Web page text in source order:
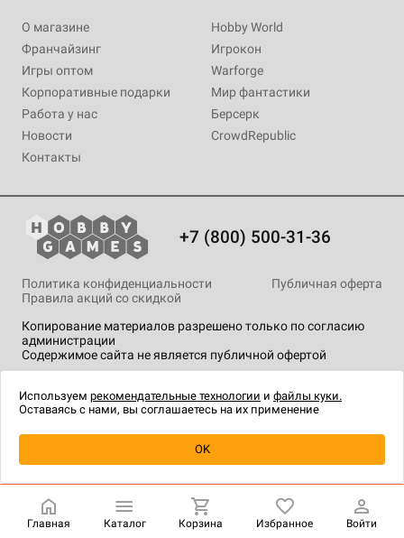
Уведомить о наличии
О магазине
Франчайзинг
Игры оптом
Корпоративные подарки
Работа у нас
Новости
Контакты
Hobby World
Игрокон
Warforge
Мир фантастики
Берсерк
CrowdRepublic
+7 (800) 500-31-36
Копирование материалов разрешено только по согласию
администрации
Содержимое сайта не является публичной офертой
Политика конфиденциальности
Публичная оферта
Правила акций со скидкой
технологии.
Главная Каталог Корзина Избранное Войти
Используем рекомендательные технологии и файлы куки.
Оставаясь с нами, вы соглашаетесь на их применение
OK